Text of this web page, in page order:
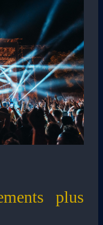
plus